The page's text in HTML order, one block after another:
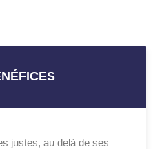
justes, au delà de ses